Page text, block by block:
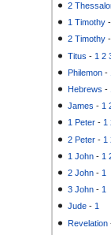
2
1 Timothy
2 Timothy
Titus - 1 2
Philemon -
Hebrews -
James - 1
1 Peter -1
2 Peter - 1
1 John - 1
2 John - 1
3 John - 1
Jude -1
Revelation